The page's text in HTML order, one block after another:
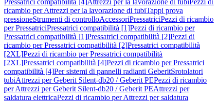
Pressatrici compatibilità [4]Attrezzi per la lavorazione di tubiPezzi di
ricambio per Attrezzi per la lavorazione di tubiTappi prova
pressioneStrumenti di controlloAccessoriPressatriciPezzi di ricambio
per PressatriciPressatrici compatibilità [1]Pezzi di ricambio per
Pressatrici compatibilità [1]Pressatrici compatibilità [2]Pezzi di
ricambio per Pressatrici compatibilità [2]Pressatrici compatibilità
[2XL]Pezzi di ricambio per Pressatrici compatibilità
[2XL]Pressatrici compatibilità [4]Pezzi di ricambio per Pressatrici
compatibilità [4]Per sistemi di pannelli radianti GeberitSrotolatori
tubiAttrezzi per Geberit Silent-db20 / Geberit PEPezzi di ricambio
per Attrezzi per Geberit Silent-db20 / Geberit PEAttrezzi per
saldatura elettricaPezzi di ricambio per Attrezzi per saldatura